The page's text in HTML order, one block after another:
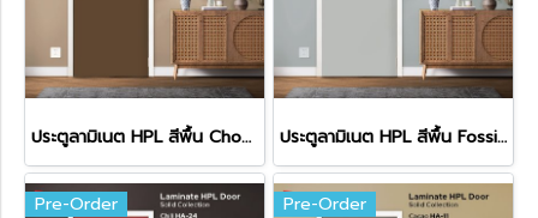
ประตูลามิเนต HPL สีพื้น Chocolate (HA-13) ประตูลามิเนต HPL สีพื้น Fossil (HA-15)
Pre-Order Pre-Order